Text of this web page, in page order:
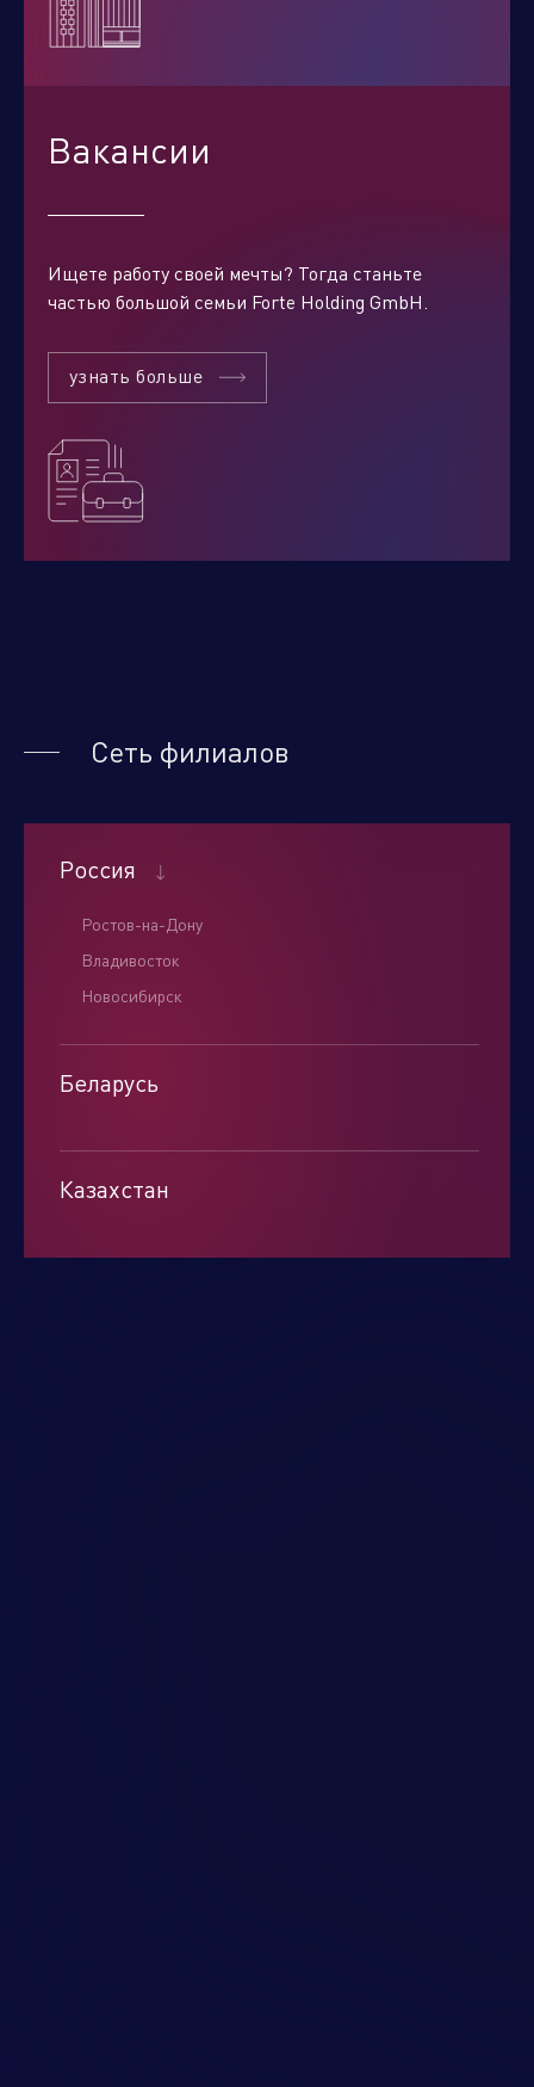
Вакансии
Ищете работу своей мечты? Тогда станьте
частью большой семьи Forte Holding GmbH.
узнать больше
Сеть филиалов
Россия
Ростов-на-Дону
Владивосток
Новосибирск
Беларусь
Казахстан